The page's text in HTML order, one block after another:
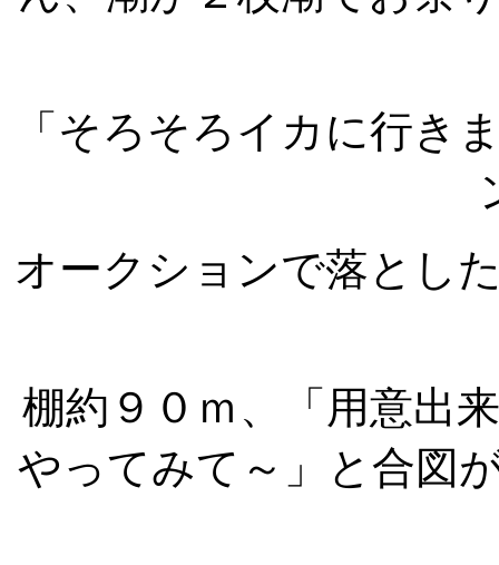
「そろそろイカに行き
オークションで落とし
棚約９０ｍ、「用意出
やってみて～」と合図